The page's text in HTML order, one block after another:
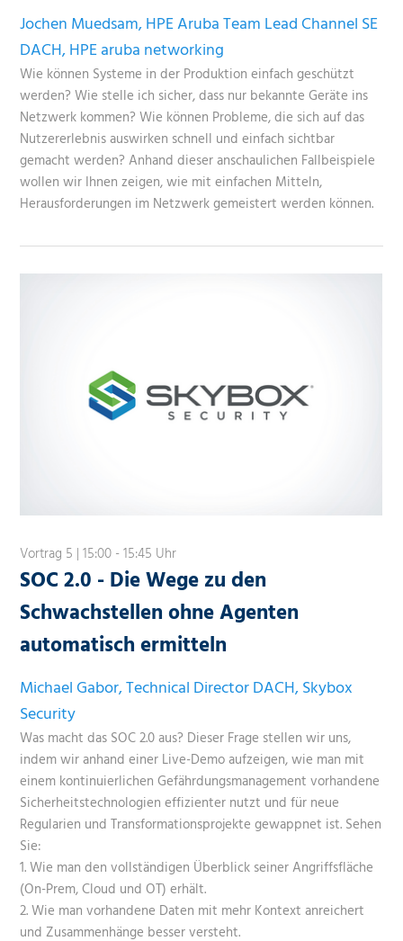
Jochen Muedsam, HPE Aruba Team Lead Channel SE
DACH, HPE aruba networking
Wie können Systeme in der Produktion einfach geschützt
werden? Wie stelle ich sicher, dass nur bekannte Geräte ins
Netzwerk kommen? Wie können Probleme, die sich auf das
Nutzererlebnis auswirken schnell und einfach sichtbar
gemacht werden? Anhand dieser anschaulichen Fallbeispiele
wollen wir Ihnen zeigen, wie mit einfachen Mitteln,
Herausforderungen im Netzwerk gemeistert werden können.
Vortrag 5 | 15:00 - 15:45 Uhr
SOC 2.0 - Die Wege zu den
Schwachstellen ohne Agenten
automatisch ermitteln
Michael Gabor, Technical Director DACH, Skybox
Security
Was macht das SOC 2.0 aus? Dieser Frage stellen wir uns,
indem wir anhand einer Live-Demo aufzeigen, wie man mit
einem kontinuierlichen Gefährdungsmanagement vorhandene
Sicherheitstechnologien effizienter nutzt und für neue
Regularien und Transformationsprojekte gewappnet ist. Sehen
Sie:
1. Wie man den vollständigen Überblick seiner Angriffsfläche
(On-Prem, Cloud und OT) erhält.
2. Wie man vorhandene Daten mit mehr Kontext anreichert
und Zusammenhänge besser versteht.